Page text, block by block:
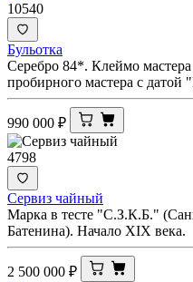
10540
Бульотка
Серебро 84*. Клеймо
пробирного мастера с
990 000 ₽
4798
Сервиз чайный
Марка в тесте "С.З.К.Б."
Батенина). Начало XIX века.
2 500 000 ₽